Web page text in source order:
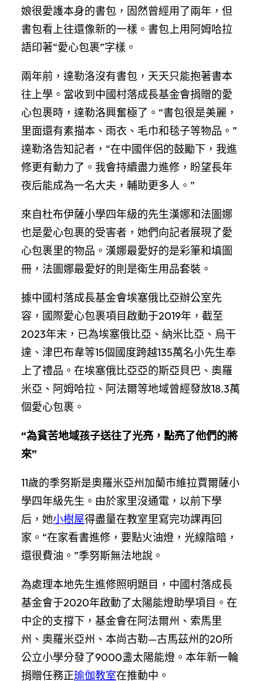
娘很愛護本身的書包，固然曾經用了兩年，但
書包看上往還像新的一樣。書包上用阿姆哈拉
語印著“愛心包裹”字樣。
兩年前，達勒洛沒有書包，天天只能抱著書本
往上學。當收到中國村落成長基金會捐贈的愛
心包裹時，達勒洛興奮極了。“書包很是美麗，
里面還有素描本、雨衣、毛巾和毯子等物品。”
達勒洛告知記者，“在中國伴侶的鼓勵下，我進
修更有動力了。我會持續盡力進修，盼望長年
夜后能成為一名大夫，輔助更多人。”
來自杜布伊薩小學四年級的先生漢娜和法圖娜
也是愛心包裹的受害者，她們向記者展現了愛
心包裹里的物品。漢娜最愛好的是彩筆和填圖
冊，法圖娜最愛好的則是衛生用品套裝。
據中國村落成長基金會埃塞俄比亞辦公室先
容，國際愛心包裹項目啟動于2019年，截至
2023年末，已為埃塞俄比亞、納米比亞、烏干
達、津巴布韋等15個國度跨越135萬名小先生奉
上了禮品。在埃塞俄比亞亞的斯亞貝巴、奧羅
米亞、阿姆哈拉、阿法爾等地域曾經發放18.3萬
個愛心包裹。
“為貧苦地域孩子送往了光亮，點亮了他們的將
來”
11歲的季努斯是奧羅米亞州加蘭市維拉賈爾薩小
學四年級先生。由於家里沒通電，以前下學
后，她小樹屋得盡量在教室里寫完功課再回
家。“在家看書進修，要點火油燈，光線陰暗，
還很費油。”季努斯無法地說。
為處理本地先生進修照明題目，中國村落成長
基金會于2020年啟動了太陽能燈助學項目。在
中企的支撐下，基金會在阿法爾州、索馬里
州、奧羅米亞州、本尚古勒—古馬茲州的20所
公立小學分發了9000盞太陽能燈。本年新一輪
捐贈任務正瑜伽教室在推動中。